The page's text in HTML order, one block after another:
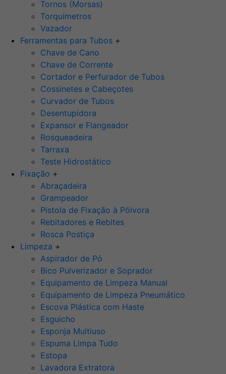
Tornos (Morsas)
Torquímetros
Vazador
Ferramentas para Tubos +
Chave de Cano
Chave de Corrente
Cortador e Perfurador de Tubos
Cossinetes e Cabeçotes
Curvador de Tubos
Desentupidora
Expansor e Flangeador
Rosqueadeira
Tarraxa
Teste Hidrostático
Fixação +
Abraçadeira
Grampeador
Pistola de Fixação à Pólvora
Rebitadores e Rebites
Rosca Postiça
Limpeza +
Aspirador de Pó
Bico Pulverizador e Soprador
Equipamento de Limpeza Manual
Equipamento de Limpeza Pneumático
Escova Plástica com Haste
Esguicho
Esponja Multiuso
Espuma Limpa Tudo
Estopa
Lavadora Extratora